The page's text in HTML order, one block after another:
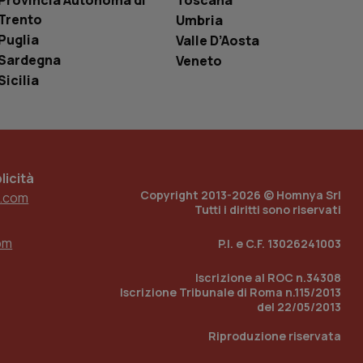
Umbria
Valle D’Aosta
Veneto
Copyright 2013-2026 © Homnya Srl
Tutti i diritti sono riservati
P.I. e C.F. 13026241003
Iscrizione al ROC n.34308
Iscrizione Tribunale di Roma n.115/2013
del 22/05/2013
Riproduzione riservata
per mantenere
del sito web sta
di
tenere traccia
incorporati
del sito web sta
tenere traccia
dell’esperienza
con identity